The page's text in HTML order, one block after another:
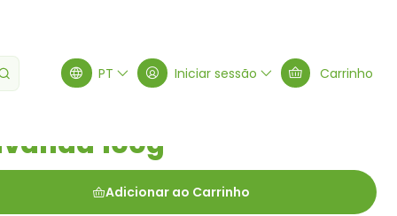
PT Iniciar sessão Carrinho
100g
Adicionar ao Carrinho